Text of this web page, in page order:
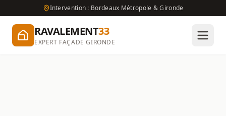
Intervention : Bordeaux Métropole & Gironde
RAVALEMENT33
EXPERT FAÇADE GIRONDE